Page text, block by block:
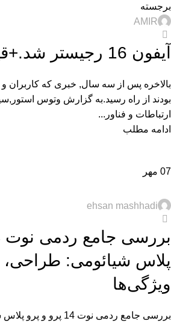
برجسته
AMIR
آیفون 16 رجیستر شد.+قیمت
بالاخره پس از سه سال, خبری که کاربران
بودند از راه رسید.به گزارش وتوس
ارتباطات و فناور...
ادامه مطلب
07 مهر
ehsan mashhadi
پلاس شیائومی:
ویژگی‌ها
بررسی جامع ردمی نوت 14 پرو و پرو پلاس شیائومی